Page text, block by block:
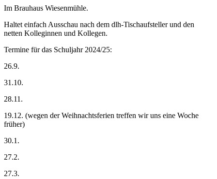
Im Brauhaus Wiesenmühle.
Haltet einfach Ausschau nach dem dlh-Tischaufsteller und den
netten Kolleginnen und Kollegen.
Termine für das Schuljahr 2024/25:
26.9.
31.10.
28.11.
19.12. (wegen der Weihnachtsferien treffen wir uns eine Woche
früher)
30.1.
27.2.
27.3.